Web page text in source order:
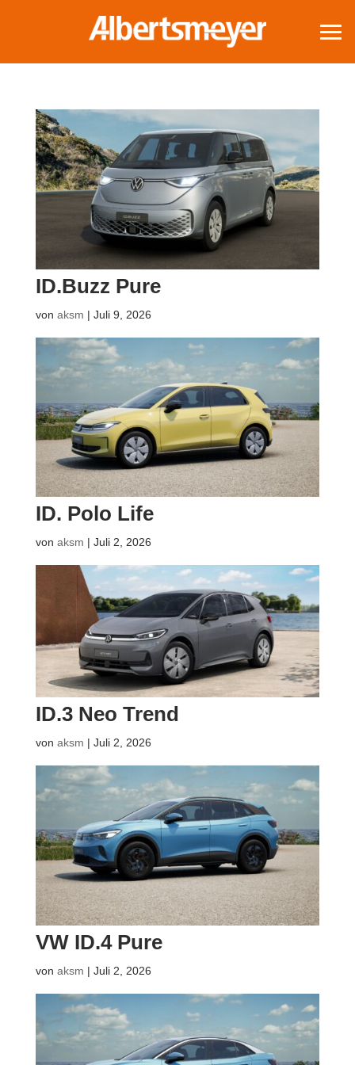
ID.Buzz Pure
von aksm | Juli 9, 2026
ID. Polo Life
von aksm | Juli 2, 2026
ID.3 Neo Trend
von aksm | Juli 2, 2026
VW ID.4 Pure
von aksm | Juli 2, 2026